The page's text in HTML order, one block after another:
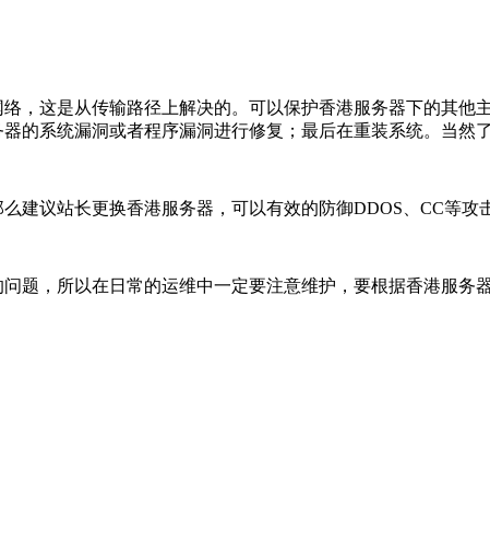
，这是从传输路径上解决的。可以保护香港服务器下的其他
的系统漏洞或者程序漏洞进行修复；最后在重装系统。当然
建议站长更换香港服务器，可以有效的防御DDOS、CC等攻
题，所以在日常的运维中一定要注意维护，要根据香港服务